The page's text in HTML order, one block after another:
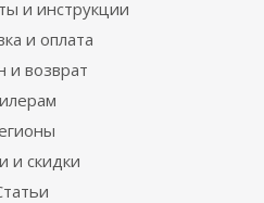
и инструкции
и оплата
и возврат
и скидки